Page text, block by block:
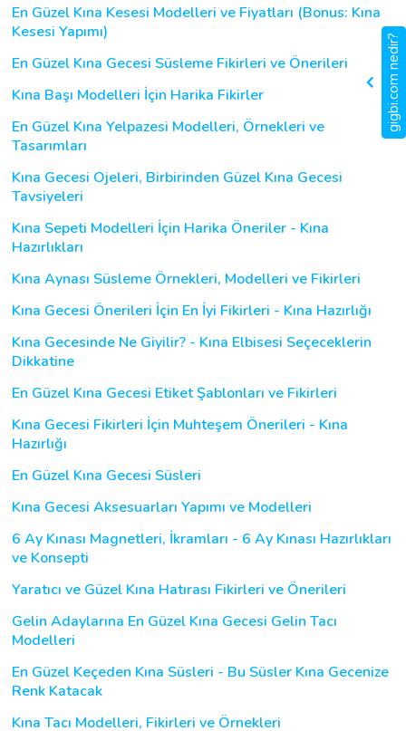
En Güzel Kına Kesesi Modelleri ve Fiyatları (Bonus: Kına
Kesesi Yapımı)
En Güzel Kına Gecesi Süsleme Fikirleri ve Önerileri
Kına Başı Modelleri İçin Harika Fikirler
En Güzel Kına Yelpazesi Modelleri, Örnekleri ve
Tasarımları
Kına Gecesi Ojeleri, Birbirinden Güzel Kına Gecesi
Tavsiyeleri
Kına Sepeti Modelleri İçin Harika Öneriler - Kına
Hazırlıkları
Kına Aynası Süsleme Örnekleri, Modelleri ve Fikirleri
Kına Gecesi Önerileri İçin En İyi Fikirleri - Kına Hazırlığı
Kına Gecesinde Ne Giyilir? - Kına Elbisesi Seçeceklerin
Dikkatine
En Güzel Kına Gecesi Etiket Şablonları ve Fikirleri
Kına Gecesi Fikirleri İçin Muhteşem Önerileri - Kına
Hazırlığı
En Güzel Kına Gecesi Süsleri
Kına Gecesi Aksesuarları Yapımı ve Modelleri
6 Ay Kınası Magnetleri, İkramları - 6 Ay Kınası Hazırlıkları
ve Konsepti
Yaratıcı ve Güzel Kına Hatırası Fikirleri ve Önerileri
Gelin Adaylarına En Güzel Kına Gecesi Gelin Tacı
Modelleri
En Güzel Keçeden Kına Süsleri - Bu Süsler Kına Gecenize
Renk Katacak
Kına Tacı Modelleri, Fikirleri ve Örnekleri
gigbi.com nedir?